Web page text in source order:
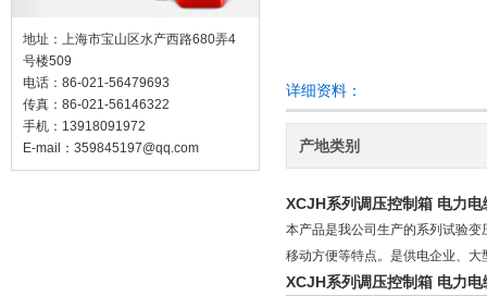
地址：上海市宝山区水产西路680弄4
号楼509
电话：86-021-56479693
传真：86-021-56146322
手机：13918091972
E-mail： 359845197@qq.com
详细资料：
产地类别
XCJH系列调压控制箱 电力
本产品是我公司生产的系列试验
移动方便等特点。是供电企业、
XCJH系列调压控制箱 电力